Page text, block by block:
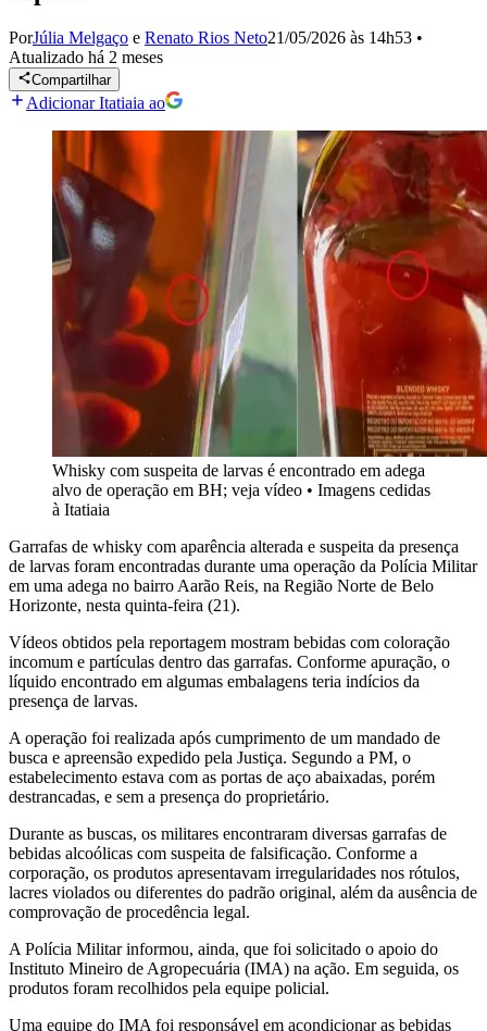
PorJúlia Melgaço e Renato Rios Neto21/05/2026 às 14h53 •
Atualizado há 2 meses
Compartilhar
Adicionar Itatiaia ao
Whisky com suspeita de larvas é encontrado em adega
alvo de operação em BH; veja vídeo • Imagens cedidas
à Itatiaia
Garrafas de whisky com aparência alterada e suspeita da presença
de larvas foram encontradas durante uma operação da Polícia Militar
em uma adega no bairro Aarão Reis, na Região Norte de Belo
Horizonte, nesta quinta-feira (21).
Vídeos obtidos pela reportagem mostram bebidas com coloração
incomum e partículas dentro das garrafas. Conforme apuração, o
líquido encontrado em algumas embalagens teria indícios da
presença de larvas.
A operação foi realizada após cumprimento de um mandado de
busca e apreensão expedido pela Justiça. Segundo a PM, o
estabelecimento estava com as portas de aço abaixadas, porém
destrancadas, e sem a presença do proprietário.
Durante as buscas, os militares encontraram diversas garrafas de
bebidas alcoólicas com suspeita de falsificação. Conforme a
corporação, os produtos apresentavam irregularidades nos rótulos,
lacres violados ou diferentes do padrão original, além da ausência de
comprovação de procedência legal.
A Polícia Militar informou, ainda, que foi solicitado o apoio do
Instituto Mineiro de Agropecuária (IMA) na ação. Em seguida, os
produtos foram recolhidos pela equipe policial.
Uma equipe do IMA foi responsável em acondicionar as bebidas